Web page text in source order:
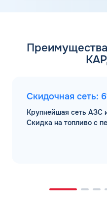
Скидочная сеть:
Крупнейшая сеть АЗС
Скидка на топливо с